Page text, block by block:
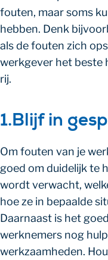
fouten, maar soms
hebben. Denk
als de fouten zich
werkgever het beste
rij.
1.Blijf in
Om fouten van je
goed om duidelijk te
wordt verwacht,
hoe ze in bepaalde
Daarnaast is het
werknemers nog
werkzaamheden.